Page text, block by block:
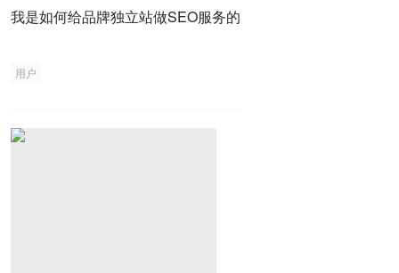
我是如何给品牌独立站做SEO服务的
用户